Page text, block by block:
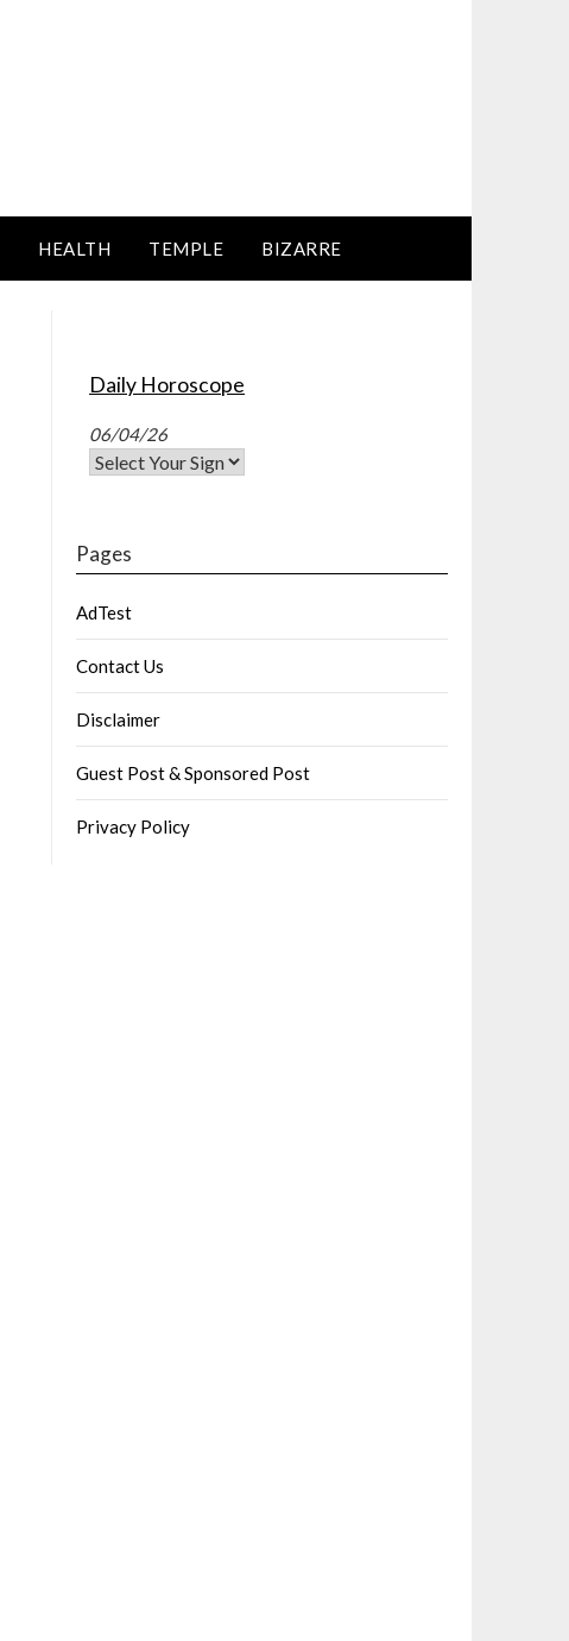
HEALTH TEMPLE BIZARRE
Daily Horoscope
06/04/26
Pages
AdTest
Contact Us
Disclaimer
Guest Post & Sponsored Post
Privacy Policy